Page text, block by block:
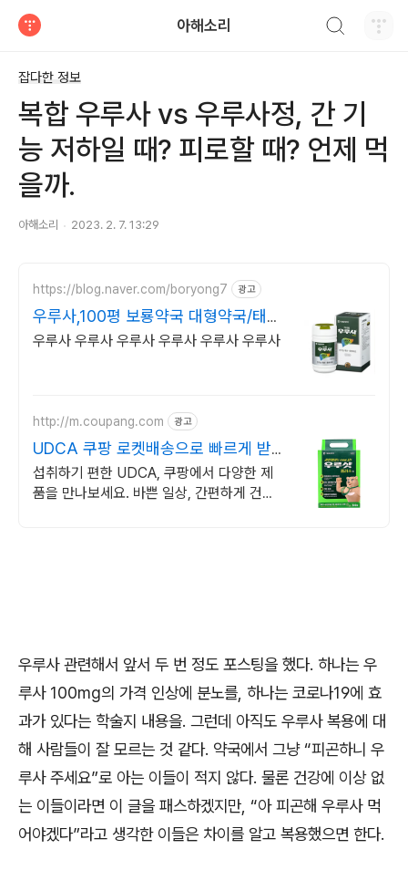
아해소리
잡다한 정보
복합 우루사 vs 우루사정, 간 기
능 저하일 때? 피로할 때? 언제 먹
을까.
아해소리 2023. 2. 7. 13:29
https://blog.naver.com/boryong7 광고
우루사,100평 보룡약국 대형약국/태릉
입구,육사 근처
우루사 우루사 우루사 우루사 우루사 우루사
http://m.coupang.com 광고
UDCA 쿠팡 로켓배송으로 빠르게 받
아봐요
섭취하기 편한 UDCA, 쿠팡에서 다양한 제
품을 만나보세요. 바쁜 일상, 간편하게 건강
우루사 관련해서 앞서 두 번 정도 포스팅을 했다. 하나는 우
루사 100mg의 가격 인상에 분노를, 하나는 코로나19에 효
과가 있다는 학술지 내용을. 그런데 아직도 우루사 복용에 대
해 사람들이 잘 모르는 것 같다. 약국에서 그냥“피곤하니 우
루사 주세요”로 아는 이들이 적지 않다. 물론 건강에 이상 없
는 이들이라면 이 글을 패스하겠지만, “아 피곤해 우루사 먹
어야겠다”라고 생각한 이들은 차이를 알고 복용했으면 한다.